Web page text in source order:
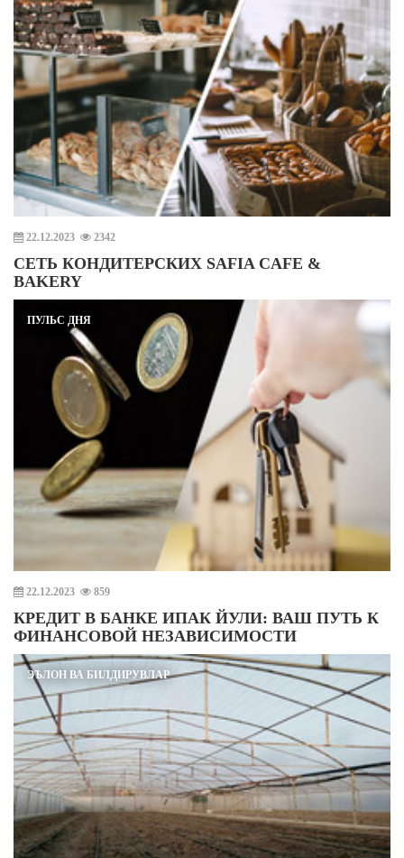
22.12.2023 2342
СЕТЬ КОНДИТЕРСКИХ SAFIA CAFE &
BAKERY
ПУЛЬС ДНЯ
22.12.2023 859
КРЕДИТ В БАНКЕ ИПАК ЙУЛИ: ВАШ ПУТЬ К
ФИНАНСОВОЙ НЕЗАВИСИМОСТИ
ЭЪЛОН ВА БИЛДИРУВЛАР